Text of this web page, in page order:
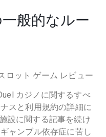
般的なルー
カジノに関するすべ
スと利用規約の詳細に
設に関する記事を続け
ャンブル依存症に苦し